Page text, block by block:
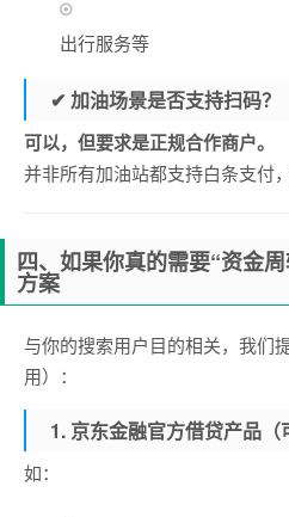
出行服务等
✔ 加油场景是否支持扫码？
可以，但要求是正规合作商户。
并非所有加油站都支持白条支付
四、如果你真的需要“资金
方案
与你的搜索用户目的相关，我们
用）：
1. 京东金融官方借贷产品（
如：